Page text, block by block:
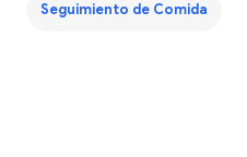
Seguimiento de Comida